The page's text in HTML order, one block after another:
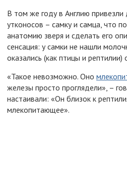
В том же году в Англию привезли
утконосов – самку и самца, что
анатомию зверя и сделать его
сенсация: у самки не нашли
оказались (как птицы и
«Такое невозможно. Оно
железы просто проглядели», –
настаивали: «Он близок к
млекопитающее».